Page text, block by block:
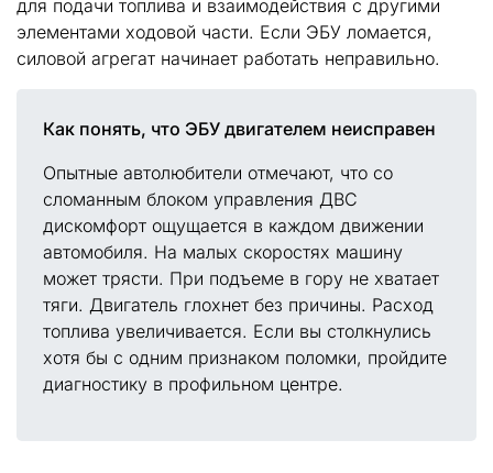
для подачи топлива и взаимодействия с другими
элементами ходовой части. Если ЭБУ ломается,
силовой агрегат начинает работать неправильно.
Как понять, что ЭБУ двигателем неисправен
Опытные автолюбители отмечают, что со
сломанным блоком управления ДВС
дискомфорт ощущается в каждом движении
автомобиля. На малых скоростях машину
может трясти. При подъеме в гору не хватает
тяги. Двигатель глохнет без причины. Расход
топлива увеличивается. Если вы столкнулись
хотя бы с одним признаком поломки, пройдите
диагностику в профильном центре.